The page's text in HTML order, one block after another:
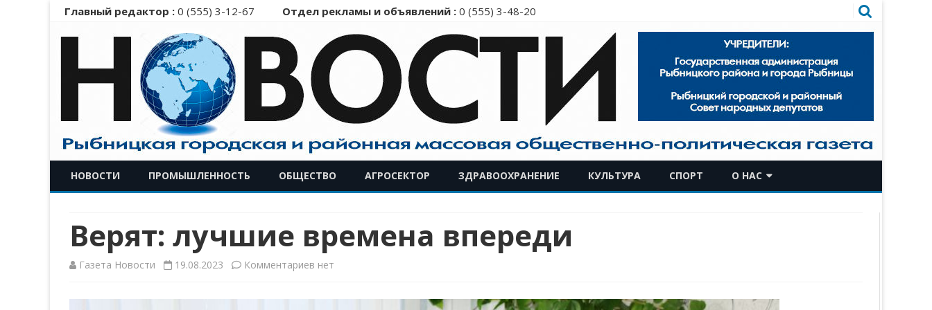
Главный редактор : 0 (555) 3-12-67 Отдел рекламы и объявлений : 0 (555) 3-48-20
к
содержимому
НОВОСТИ ПРОМЫШЛЕННОСТЬ ОБЩЕСТВО АГРОСЕКТОР ЗДРАВООХРАНЕНИЕ КУЛЬТУРА СПОРТ О НАС
Верят: лучшие времена впереди
Газета Новости 19.08.2023 Комментариев кнет